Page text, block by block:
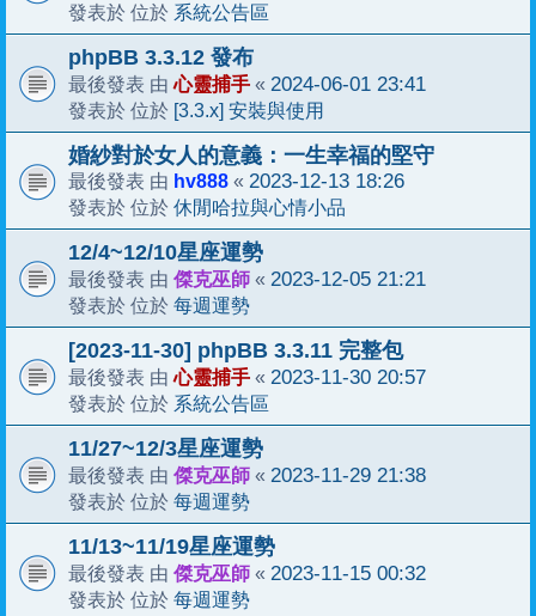
發表於 位於 系統公告區
phpBB 3.3.12 發布
最後發表 由心靈捕手 « 2024-06-01 23:41
發表於 位於 [3.3.x] 安裝與使用
婚紗對於女人的意義：一生幸福的堅守
最後發表 由 hv888 « 2023-12-13 18:26
發表於 位於 休閒哈拉與心情小品
12/4~12/10星座運勢
最後發表 由 傑克巫師 « 2023-12-05 21:21
發表於 位於 每週運勢
[2023-11-30] phpBB 3.3.11 完整包
最後發表 由心靈捕手 « 2023-11-30 20:57
發表於 位於 系統公告區
11/27~12/3星座運勢
最後發表 由 傑克巫師 « 2023-11-29 21:38
發表於 位於 每週運勢
11/13~11/19星座運勢
最後發表 由 傑克巫師 « 2023-11-15 00:32
發表於 位於 每週運勢